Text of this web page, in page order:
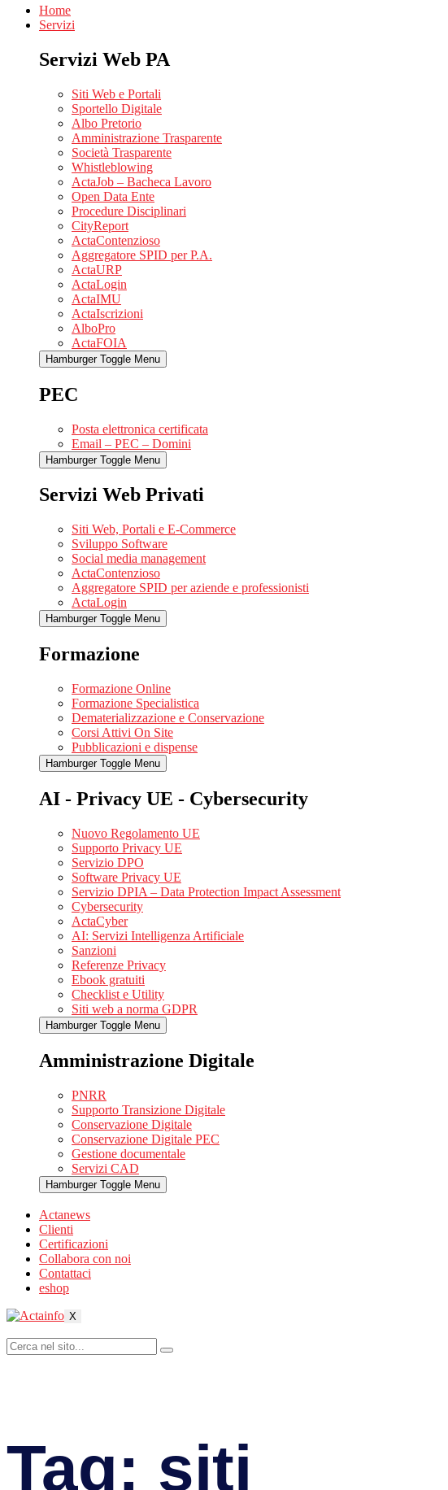
Home
Servizi
Servizi Web PA
Siti Web e Portali
Sportello Digitale
Albo Pretorio
Amministrazione Trasparente
Società Trasparente
Whistleblowing
ActaJob – Bacheca Lavoro
Open Data Ente
Procedure Disciplinari
CityReport
ActaContenzioso
Aggregatore SPID per P.A.
ActaURP
ActaLogin
ActaIMU
ActaIscrizioni
AlboPro
ActaFOIA
Hamburger Toggle Menu
PEC
Posta elettronica certificata
Email – PEC – Domini
Hamburger Toggle Menu
Servizi Web Privati
Siti Web, Portali e E-Commerce
Sviluppo Software
Social media management
ActaContenzioso
Aggregatore SPID per aziende e professionisti
ActaLogin
Hamburger Toggle Menu
Formazione
Formazione Online
Formazione Specialistica
Dematerializzazione e Conservazione
Corsi Attivi On Site
Pubblicazioni e dispense
Hamburger Toggle Menu
AI - Privacy UE - Cybersecurity
Nuovo Regolamento UE
Supporto Privacy UE
Servizio DPO
Software Privacy UE
Servizio DPIA – Data Protection Impact Assessment
Cybersecurity
ActaCyber
AI: Servizi Intelligenza Artificiale
Sanzioni
Referenze Privacy
Ebook gratuiti
Checklist e Utility
Siti web a norma GDPR
Hamburger Toggle Menu
Amministrazione Digitale
PNRR
Supporto Transizione Digitale
Conservazione Digitale
Conservazione Digitale PEC
Gestione documentale
Servizi CAD
Hamburger Toggle Menu
Actanews
Clienti
Certificazioni
Collabora con noi
Contattaci
eshop
X
Tag: siti